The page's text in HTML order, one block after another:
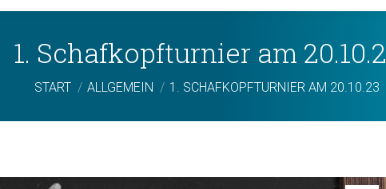
1. Schafkopfturnier am
Sie befinden sich hier:
START ALLGEMEIN 1. SCHAFKOPFTURNIER AM 20.10.23